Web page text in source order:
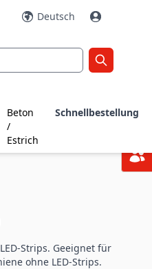
Deutsch
Beton
/
Estrich
Schnellbestellung
Strips. Geeignet für
ohne LED-Strips.